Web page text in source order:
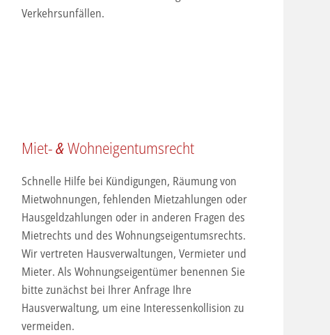
Verkehrsunfällen.
Miet-&Wohneigentumsrecht
Schnelle Hilfe bei Kündigungen, Räumung von
Mietwohnungen, fehlenden Mietzahlungen oder
Hausgeldzahlungen oder in anderen Fragen des
Mietrechts und des Wohnungseigentumsrechts.
Wir vertreten Hausverwaltungen, Vermieter und
Mieter. Als Wohnungseigentümer benennen Sie
bitte zunächst bei Ihrer Anfrage Ihre
Hausverwaltung, um eine Interessenkollision zu
vermeiden.